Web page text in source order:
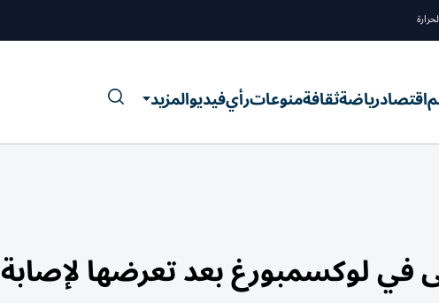
اقتصادرياضةثقافةمنوعاترأيفيديوالمزيد
لوكسمبورغ بعد تعرضها لإصابة